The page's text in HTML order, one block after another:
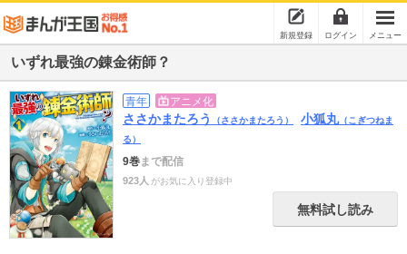
新規登録 ログイン メニュー
いずれ最強の錬金術師？
青年 アニメ化
ささかまたろう （ささかまたろう） 小狐丸（こぎつねま
る）
9巻まで配信
923人 がお気に入り登録中
無料試し読み